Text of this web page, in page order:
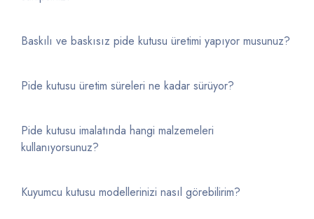
Baskılı ve baskısız pide kutusu üretimi yapıyor musunuz?
Pide kutusu üretim süreleri ne kadar sürüyor?
Pide kutusu imalatında hangi malzemeleri
kullanıyorsunuz?
Kuyumcu kutusu modellerinizi nasıl görebilirim?